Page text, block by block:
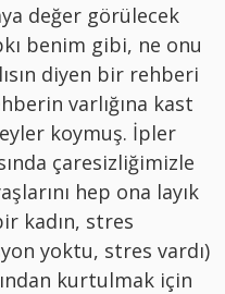
değer görülecek
benim gibi, ne onu
diyen bir rehberi
varlığına kast
koymuş. İpler
çaresizliğimizle
hep ona layık
kadın, stres
yoktu, stres vardı)
kurtulmak için